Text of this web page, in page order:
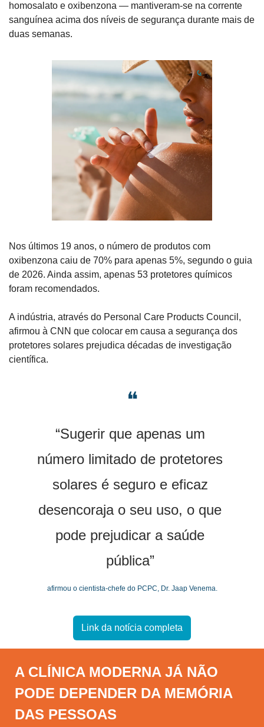
homosalato e oxibenzona — mantiveram-se na corrente
sanguínea acima dos níveis de segurança durante mais de
duas semanas.
Nos últimos 19 anos, o número de produtos com
oxibenzona caiu de 70% para apenas 5%, segundo o guia
de 2026. Ainda assim, apenas 53 protetores químicos
foram recomendados.
A indústria, através do Personal Care Products Council,
afirmou à CNN que colocar em causa a segurança dos
protetores solares prejudica décadas de investigação
científica.
❝
“Sugerir que apenas um
número limitado de protetores
solares é seguro e eficaz
desencoraja o seu uso, o que
pode prejudicar a saúde
pública”
afirmou o cientista-chefe do PCPC, Dr. Jaap Venema.
Link da notícia completa
A CLÍNICA MODERNA JÁ NÃO
PODE DEPENDER DA MEMÓRIA
DAS PESSOAS